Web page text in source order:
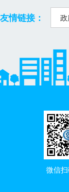
友情链接：
微信